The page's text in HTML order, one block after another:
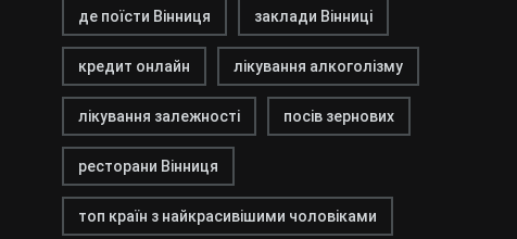
де поїсти Вінниця заклади Вінниці
кредит онлайн лікування алкоголізму
лікування залежності посів зернових
ресторани Вінниця
топ країн з найкрасивішими чоловіками